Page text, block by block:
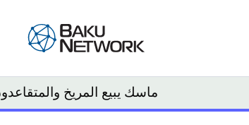
ماسك يبيع المريخ